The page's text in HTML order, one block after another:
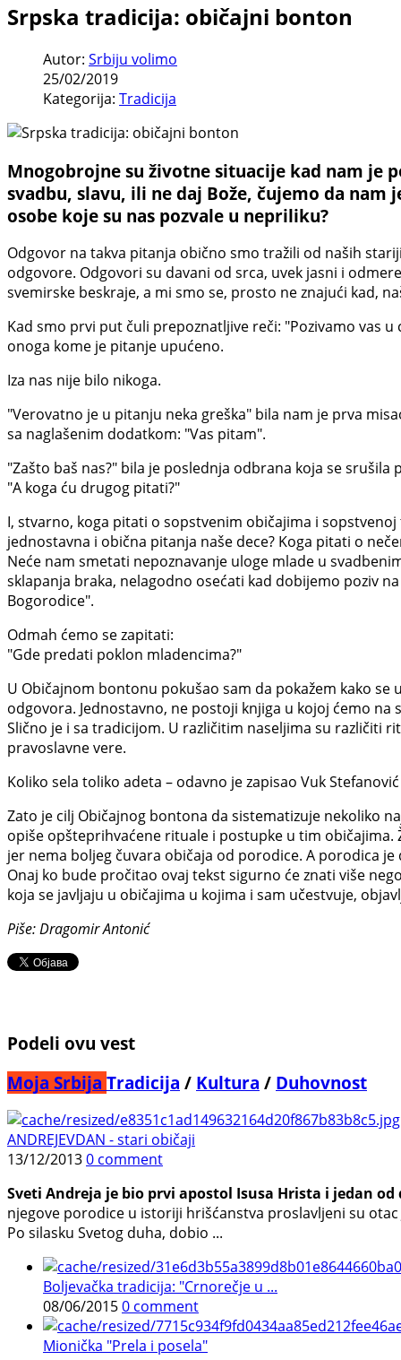
Srpska tradicija: običajni bonton
Autor: Srbiju volimo
25/02/2019
Kategorija: Tradicija
Mnogobrojne su životne situacije kad nam je
svadbu, slavu, ili ne daj Bože, čujemo da
osobe koje su nas pozvale u nepriliku?
Odgovor na takva pitanja obično smo tražili od naših
odgovore. Odgovori su davani od srca, uvek jasni i
svemirske beskraje, a mi smo se, prosto ne znajući kad,
Kad smo prvi put čuli prepoznatljive reči: "Pozivamo vas
onoga kome je pitanje upućeno.
Iza nas nije bilo nikoga.
"Verovatno je u pitanju neka greška" bila nam je prva
sa naglašenim dodatkom: "Vas pitam".
"Zašto baš nas?" bila je poslednja odbrana koja se srušila
"A koga ću drugog pitati?"
I, stvarno, koga pitati o sopstvenim običajima i
jednostavna i obična pitanja naše dece? Koga pitati o
Neće nam smetati nepoznavanje uloge mlade u
sklapanja braka, nelagodno osećati kad dobijemo poziv
Bogorodice".
Odmah ćemo se zapitati:
"Gde predati poklon mladencima?"
U Običajnom bontonu pokušao sam da pokažem kako
odgovora. Jednostavno, ne postoji knjiga u kojoj ćemo
Slično je i sa tradicijom. U različitim naseljima su različiti
pravoslavne vere.
Koliko sela toliko adeta – odavno je zapisao Vuk
Zato je cilj Običajnog bontona da sistematizuje nekoliko
opiše opšteprihvaćene rituale i postupke u tim
jer nema boljeg čuvara običaja od porodice. A porodica
Onaj ko bude pročitao ovaj tekst sigurno će znati više
koja se javljaju u običajima u kojima i sam učestvuje,
Piše: Dragomir Antonić
Podeli ovu vest
Moja Srbija Tradicija / Kultura / Duhovnost
ANDREJEVDAN - stari običaji
13/12/20130 comment
Sveti Andreja je bio prvi apostol Isusa Hrista i jedan
njegove porodice u istoriji hrišćanstva proslavljeni su
Po silasku Svetog duha, dobio ...
Boljevačka tradicija: "Crnorečje u ...
08/06/20150 comment
Mionička "Prela i posela"